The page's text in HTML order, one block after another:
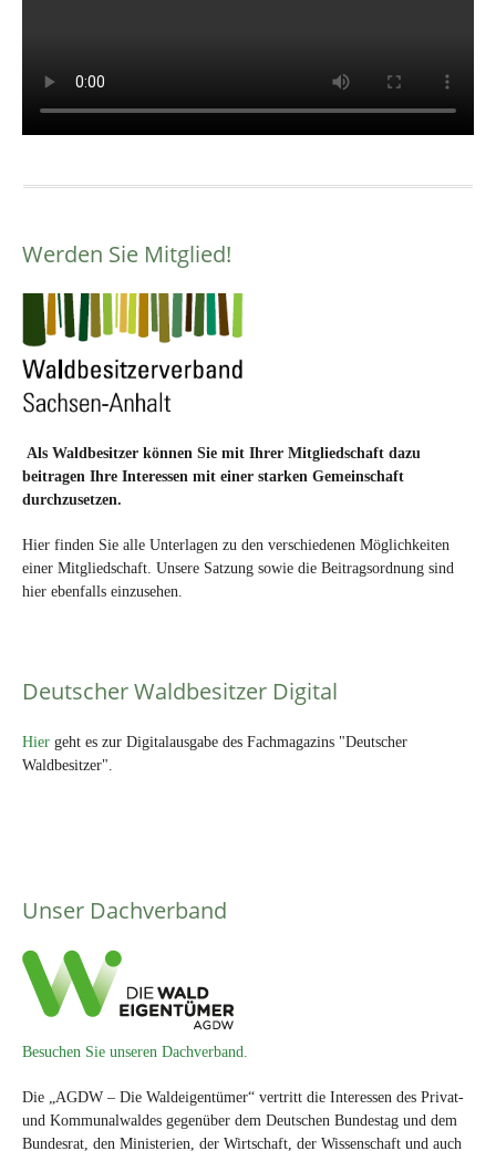
Werden Sie Mitglied!
Als Waldbesitzer können Sie mit Ihrer Mitgliedschaft dazu
beitragen Ihre Interessen mit einer starken Gemeinschaft
durchzusetzen.
Hier finden Sie alle Unterlagen zu den verschiedenen Möglichkeiten
einer Mitgliedschaft. Unsere Satzung sowie die Beitragsordnung sind
hier ebenfalls einzusehen.
Deutscher Waldbesitzer Digital
Hier geht es zur Digitalausgabe des Fachmagazins "Deutscher
Waldbesitzer".
Unser Dachverband
Besuchen Sie unseren Dachverband.
Die „AGDW – Die Waldeigentümer“ vertritt die Interessen des Privat-
und Kommunalwaldes gegenüber dem Deutschen Bundestag und dem
Bundesrat, den Ministerien, der Wirtschaft, der Wissenschaft und auch